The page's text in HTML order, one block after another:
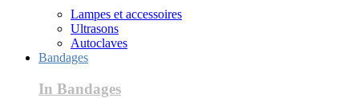
Lampes et accessoires
Ultrasons
Autoclaves
Bandages
In Bandages